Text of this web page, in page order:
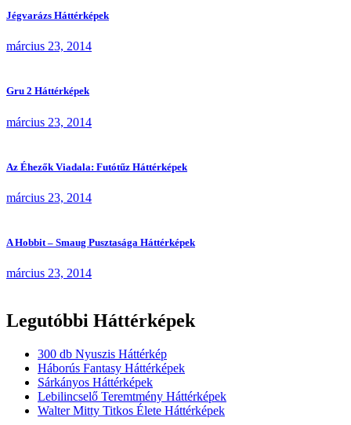
Jégvarázs Háttérképek
március 23, 2014
Gru 2 Háttérképek
március 23, 2014
Az Éhezők Viadala: Futótűz Háttérképek
március 23, 2014
A Hobbit – Smaug Pusztasága Háttérképek
március 23, 2014
Legutóbbi Háttérképek
300 db Nyuszis Háttérkép
Háborús Fantasy Háttérképek
Sárkányos Háttérképek
Lebilincselő Teremtmény Háttérképek
Walter Mitty Titkos Élete Háttérképek